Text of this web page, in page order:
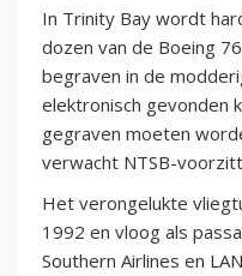
In Trinity Bay wordt
dozen van de Boeing
begraven in de
elektronisch gevonden
gegraven moeten
verwacht NTSB-
Het verongelukte
1992 en vloog als
Southern Airlines en